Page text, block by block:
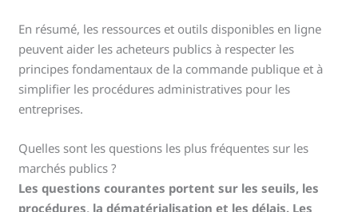
En résumé, les ressources et outils disponibles en ligne
peuvent aider les acheteurs publics à respecter les
principes fondamentaux de la commande publique et à
simplifier les procédures administratives pour les
entreprises.
Quelles sont les questions les plus fréquentes sur les
marchés publics ?
Les questions courantes portent sur les seuils, les
procédures, la dématérialisation et les délais. Les